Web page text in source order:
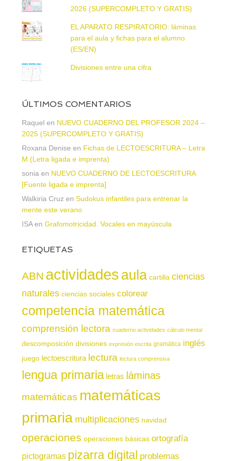
2026 (SUPERCOMPLETO Y GRATIS)
EL APARATO RESPIRATORIO: láminas
para el aula y fichas para el alumno
(ES/EN)
Divisiones entre una cifra
ÚLTIMOS COMENTARIOS
Raquel en NUEVO CUADERNO DEL PROFESOR 2024 –
2025 (SUPERCOMPLETO Y GRATIS)
Roxana Denise en Fichas de LECTOESCRITURA – Letra
M (Letra ligada e imprenta)
sonia en NUEVO CUADERNO DE LECTOESCRITURA
[Fuente ligada e imprenta]
Walkiria Cruz en Sudokus infantiles para entrenar la
mente este verano
ISAen Grafomotricidad. Vocales en mayúscula
ETIQUETAS
ABN actividadesaula cartilla ciencias
naturales ciencias sociales colorear
competencia matemática
comprensión lectora cuaderno actividades cálculo mental
descomposición divisiones expresión escrita gramática inglés
juego lectoescritura lectura lectura comprensiva
lengua primaria letras láminas
matemáticas matemáticas
primaria multiplicaciones navidad
operaciones operaciones básicas ortografía
pictogramas pizarra digital problemas